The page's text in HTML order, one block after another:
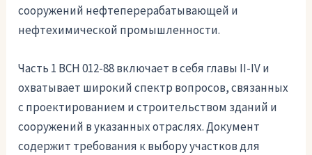
сооружений нефтеперерабатывающей и
нефтехимической промышленности.
Часть 1 ВСН 012-88 включает в себя главы II-IV и
охватывает широкий спектр вопросов, связанных
с проектированием и строительством зданий и
сооружений в указанных отраслях. Документ
содержит требования к выбору участков для